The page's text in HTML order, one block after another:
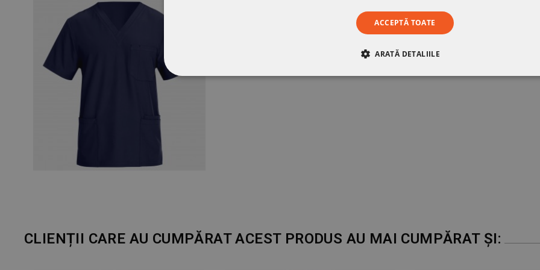
CLIENȚII CARE AU CUMPĂRAT ACEST PRODUS AU MAI CUMPĂRAT ȘI:
ACCEPTĂ TOATE
ARATĂ DETALIILE